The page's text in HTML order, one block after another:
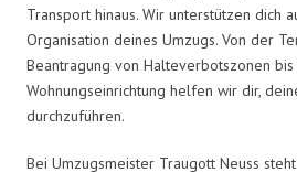
Transport hinaus. Wir unterstützen dich
Organisation deines Umzugs. Von der
Beantragung von Halteverbotszonen
Wohnungseinrichtung helfen wir dir,
durchzuführen.
Bei Umzugsmeister Traugott Neuss